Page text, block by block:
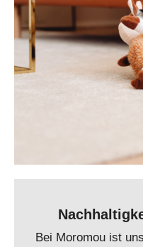
Bei Moromou ist